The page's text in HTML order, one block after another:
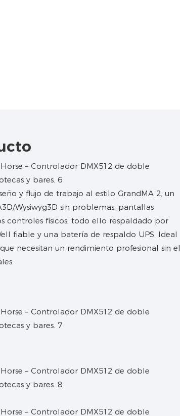
y flujo de trabajo al estilo GrandMA 2, un
Wysiwyg3D sin problemas, pantallas
controles físicos, todo ello respaldado por
fiable y una batería de respaldo UPS. Ideal
necesitan un rendimiento profesional sin el